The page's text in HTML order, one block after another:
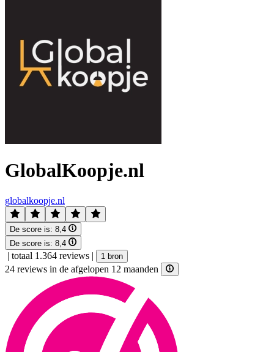
GlobalKoopje.nl
globalkoopje.nl
De score is: 8,4
De score is: 8,4
| totaal 1.364 reviews | 1 bron
24 reviews in de afgelopen 12 maanden